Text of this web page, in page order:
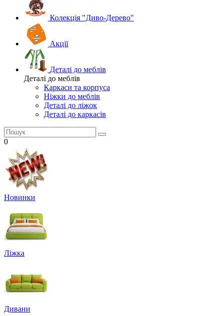
Колекція "Диво-Дерево"
Акції
Деталі до меблів
Деталі до меблів
Каркаси та корпуса
Ніжки до меблів
Деталі до ліжок
Деталі до каркасів
0
Новинки
Ліжка
Дивани